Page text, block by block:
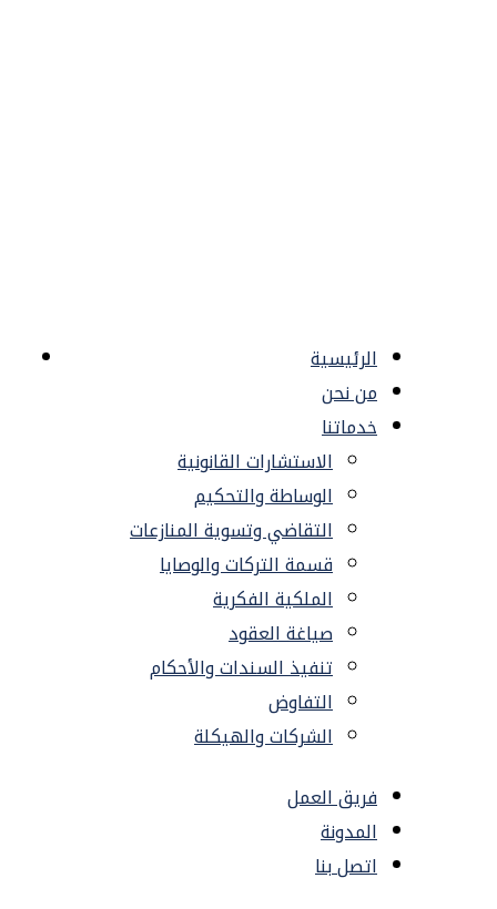
الرئيسية
من نحن
خدماتنا
الاستشارات القانونية
الوساطة والتحكيم
التقاضي وتسوية المنازعات
قسمة التركات والوصايا
الملكية الفكرية
صياغة العقود
تنفيذ السندات والأحكام
التفاوض
الشركات والهيكلة
فريق العمل
المدونة
اتصل بنا